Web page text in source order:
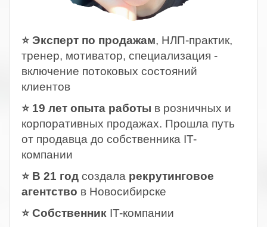
⭐ Эксперт по продажам, НЛП-практик,
тренер, мотиватор, специализация -
включение потоковых состояний
клиентов
⭐ 19 лет опыта работы в розничных и
корпоративных продажах. Прошла путь
от продавца до собственника IT-
компании
⭐ В 21 год создала рекрутинговое
агентство в Новосибирске
⭐ Собственник IT-компании